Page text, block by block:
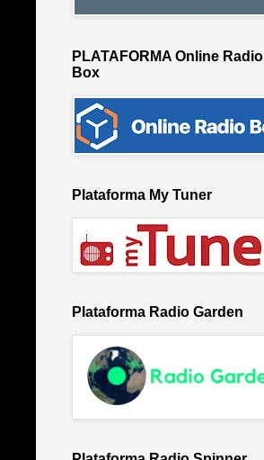
PLATAFORMA Online Radio
Box
Plataforma My Tuner
Plataforma Radio Garden